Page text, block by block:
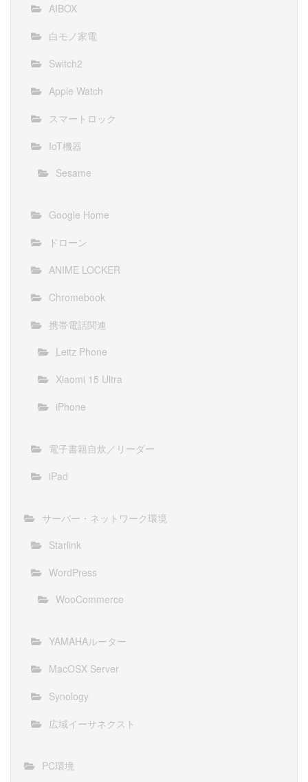
AIBOX
白モノ家電
Switch2
Apple Watch
スマートロック
IoT機器
Sesame
Google Home
ドローン
ANIME LOCKER
Chromebook
携帯電話関連
Leitz Phone
Xiaomi 15 Ultra
iPhone
電子書籍自炊／リーダー
iPad
サーバー・ネットワーク環境
Starlink
WordPress
WooCommerce
YAMAHAルーター
MacOSX Server
Synology
広域イーサネクスト
PC環境